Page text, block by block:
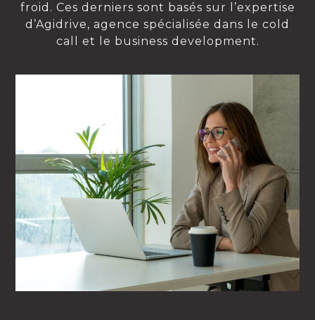
froid. Ces derniers sont basés sur l’expertise
d’Agidrive, agence spécialisée dans le cold
call et le business development.